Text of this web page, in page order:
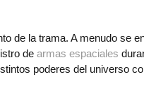
de la trama. A menudo se
dearmas espaciales
poderes del universo